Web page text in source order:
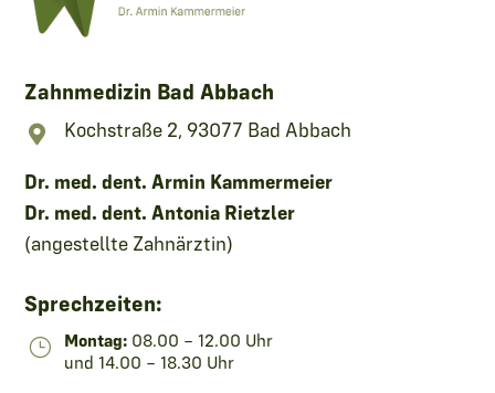
Zahnmedizin Bad Abbach
 Kochstraße 2, 93077 Bad Abbach
Dr. med. dent. Armin Kammermeier
Dr. med. dent. Antonia Rietzler
(angestellte Zahnärztin)
Sprechzeiten:
}
Montag: 08.00 – 12.00 Uhr
und 14.00 – 18.30 Uhr